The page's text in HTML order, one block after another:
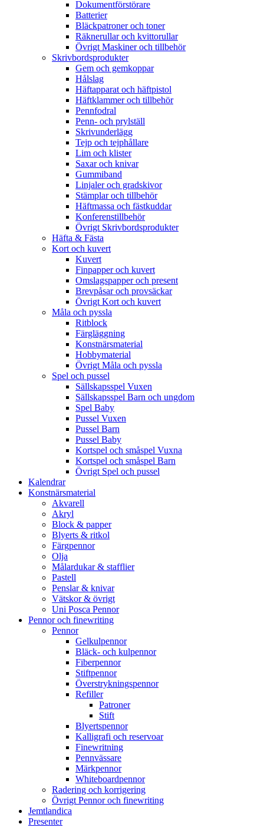
Dokumentförstörare
Batterier
Bläckpatroner och toner
Räknerullar och kvittorullar
Övrigt Maskiner och tillbehör
Skrivbordsprodukter
Gem och gemkoppar
Hålslag
Häftapparat och häftpistol
Häftklammer och tillbehör
Pennfodral
Penn- och prylställ
Skrivunderlägg
Tejp och tejphållare
Lim och klister
Saxar och knivar
Gummiband
Linjaler och gradskivor
Stämplar och tillbehör
Häftmassa och fästkuddar
Konferenstillbehör
Övrigt Skrivbordsprodukter
Häfta & Fästa
Kort och kuvert
Kuvert
Finpapper och kuvert
Omslagspapper och present
Brevpåsar och provsäckar
Övrigt Kort och kuvert
Måla och pyssla
Ritblock
Färgläggning
Konstnärsmaterial
Hobbymaterial
Övrigt Måla och pyssla
Spel och pussel
Sällskapsspel Vuxen
Sällskapsspel Barn och ungdom
Spel Baby
Pussel Vuxen
Pussel Barn
Pussel Baby
Kortspel och småspel Vuxna
Kortspel och småspel Barn
Övrigt Spel och pussel
Kalendrar
Konstnärsmaterial
Akvarell
Akryl
Block & papper
Blyerts & ritkol
Färgpennor
Olja
Målardukar & stafflier
Pastell
Penslar & knivar
Vätskor & övrigt
Uni Posca Pennor
Pennor och finewriting
Pennor
Gelkulpennor
Bläck- och kulpennor
Fiberpennor
Stiftpennor
Överstrykningspennor
Refiller
Patroner
Stift
Blyertspennor
Kalligrafi och reservoar
Finewritning
Pennvässare
Märkpennor
Whiteboardpennor
Radering och korrigering
Övrigt Pennor och finewriting
Jemtlandica
Presenter